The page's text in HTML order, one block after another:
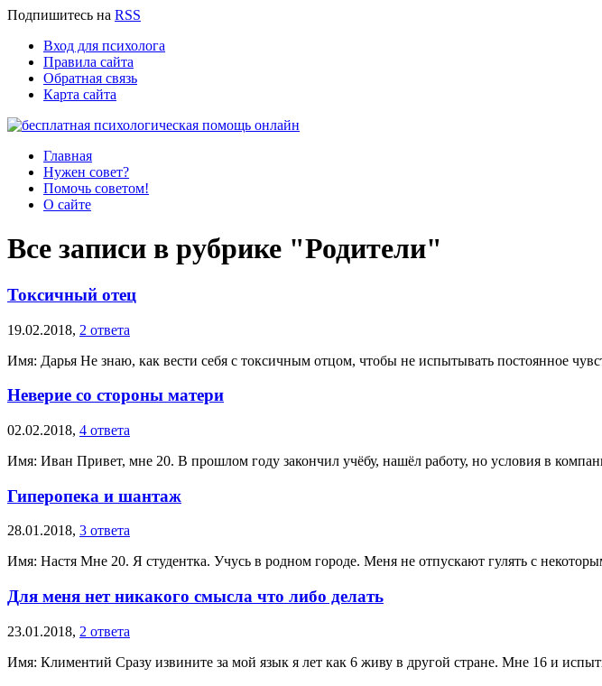
Подпишитесь на RSS
Вход для психолога
Правила сайта
Обратная связь
Карта сайта
Главная
Нужен совет?
Помочь советом!
О сайте
Все записи в рубрике "Родители"
Токсичный отец
19.02.2018, 2 ответа
Имя: Дарья Не знаю, как вести себя с токсичным отцом, чтобы не испытывать постоянное
Неверие со стороны матери
02.02.2018, 4 ответа
Имя: Иван Привет, мне 20. В прошлом году закончил учёбу, нашёл работу, но условия в
Гиперопека и шантаж
28.01.2018, 3 ответа
Имя: Настя Мне 20. Я студентка. Учусь в родном городе. Меня не отпускают гулять с
Для меня нет никакого смысла что либо делать
23.01.2018, 2 ответа
Имя: Климентий Сразу извините за мой язык я лет как 6 живу в другой стране. Мне 16 и